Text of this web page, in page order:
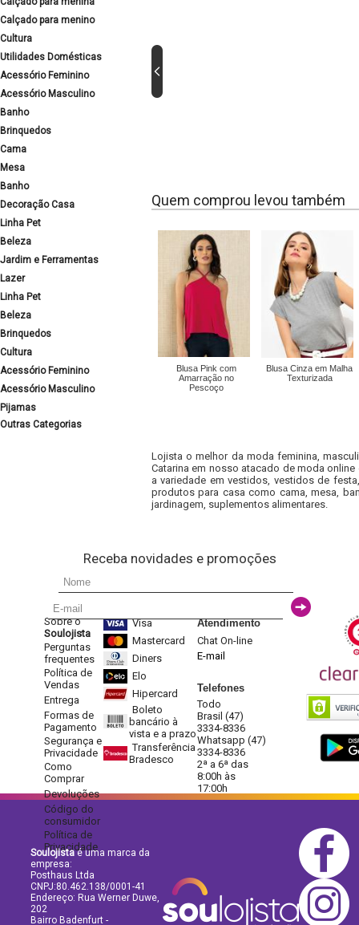
Calçado para menino
Cultura
Utilidades Domésticas
Acessório Feminino
Acessório Masculino
Banho
Brinquedos
Cama
Mesa
Banho
Decoração Casa
Linha Pet
Beleza
Jardim e Ferramentas
Lazer
Linha Pet
Beleza
Brinquedos
Cultura
Acessório Feminino
Acessório Masculino
Pijamas
Outras Categorias
Quem comprou levou também
Blusa Pink com
Amarração no
Pescoço
Blusa Cinza em Malha
Texturizada
Lojista o melhor da moda feminina,
Catarina em nosso atacado de moda
a variedade em vestidos, vestidos de
produtos para casa como cama, mesa,
jardinagem, suplementos alimentares.
Receba novidades e promoções
Sobre o
Soulojista
Perguntas
frequentes
Política de
Vendas
Entrega
Formas de
Pagamento
Segurança e
Privacidade
Como
Comprar
Devoluções
Código do
consumidor
Política de
Privacidade
Visa
Mastercard
Diners
Elo
Hipercard
Boleto
bancário à
vista e a prazo
Transferência
Bradesco
Atendimento
Chat On-line
E-mail
Telefones
Todo
Brasil (47)
3334-8336
Whatsapp (47)
3334-8336
2ª a 6ª das
8:00h às
17:00h
Soulojistaé uma marca da
empresa:
Posthaus Ltda
CNPJ:80.462.138/0001-41
Endereço: Rua Werner Duwe,
202
Bairro Badenfurt -